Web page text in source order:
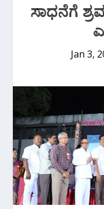
ಸಾಧನೆಗೆ
Jan 3,